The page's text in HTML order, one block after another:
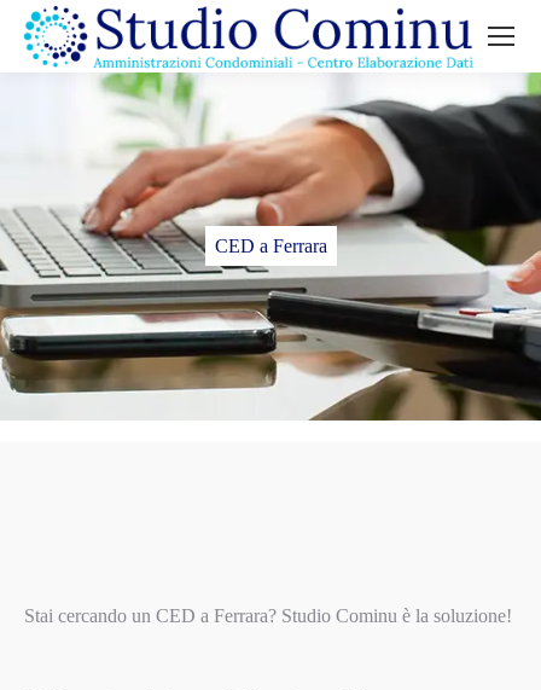
CED a Ferrara
Stai cercando un CED a Ferrara? Studio Cominu è la soluzione!